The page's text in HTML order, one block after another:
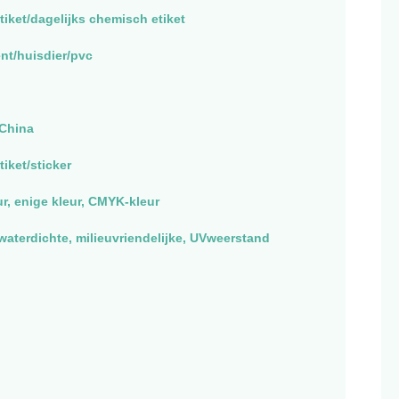
dagelijks chemisch etiket
huisdier/pvc
sticker
enige kleur, CMYK-kleur
milieuvriendelijke, UVweerstand